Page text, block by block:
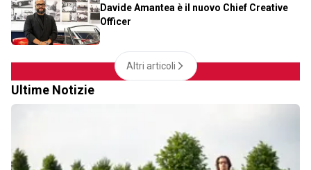
Davide Amantea è il nuovo Chief Creative
Officer
Altri articoli
Ultime Notizie